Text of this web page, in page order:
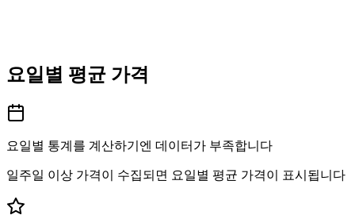
요일별 평균 가격
요일별 통계를 계산하기엔 데이터가 부족합니다
일주일 이상 가격이 수집되면 요일별 평균 가격이 표시됩니다